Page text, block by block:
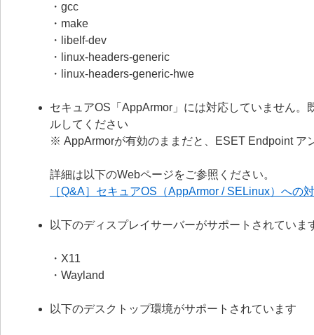
・gcc
・make
・libelf-dev
・linux-headers-generic
・linux-headers-generic-hwe
セキュアOS「AppArmor」には対応していません
ルしてください
※ AppArmorが有効のままだと、ESET Endpoint ア
詳細は以下のWebページをご参照ください。
［Q&A］セキュアOS（AppArmor / SELinux）への
以下のディスプレイサーバーがサポートされていま
・X11
・Wayland
以下のデスクトップ環境がサポートされています